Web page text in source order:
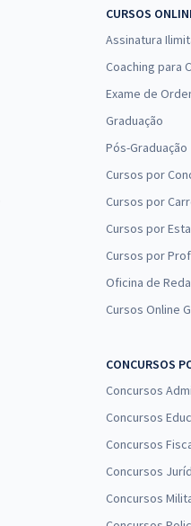
CURSOS
Assinatura
Coaching para
Exame de
Graduação
Pós-Graduação
Cursos por
Cursos por
Cursos por
Cursos por
Oficina de
Cursos Online
CONCURSOS
Concursos
Concursos
Concursos
Concursos
Concursos